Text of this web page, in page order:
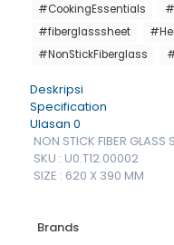
#CookingEssentials
#fiberglasssheet
#NonStickFiberglass
Deskripsi
Specification
Ulasan 0
NON STICK FIBER GLASS
SKU : U0.T12.00002
SIZE : 620 X 390 MM
Brands